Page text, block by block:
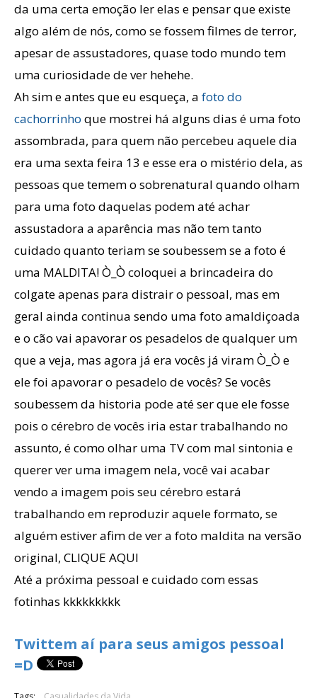
da uma certa emoção ler elas e pensar que existe
algo além de nós, como se fossem filmes de terror,
apesar de assustadores, quase todo mundo tem
uma curiosidade de ver hehehe.
Ah sim e antes que eu esqueça, a foto do
cachorrinho que mostrei há alguns dias é uma foto
assombrada, para quem não percebeu aquele dia
era uma sexta feira 13 e esse era o mistério dela, as
pessoas que temem o sobrenatural quando olham
para uma foto daquelas podem até achar
assustadora a aparência mas não tem tanto
cuidado quanto teriam se soubessem se a foto é
uma MALDITA! Ò_Ò coloquei a brincadeira do
colgate apenas para distrair o pessoal, mas em
geral ainda continua sendo uma foto amaldiçoada
e o cão vai apavorar os pesadelos de qualquer um
que a veja, mas agora já era vocês já viram Ò_Ò e
ele foi apavorar o pesadelo de vocês? Se vocês
soubessem da historia pode até ser que ele fosse
pois o cérebro de vocês iria estar trabalhando no
assunto, é como olhar uma TV com mal sintonia e
querer ver uma imagem nela, você vai acabar
vendo a imagem pois seu cérebro estará
trabalhando em reproduzir aquele formato, se
alguém estiver afim de ver a foto maldita na versão
original, CLIQUE AQUI
Até a próxima pessoal e cuidado com essas
fotinhas kkkkkkkkk
Twittem aí para seus amigos pessoal
=D